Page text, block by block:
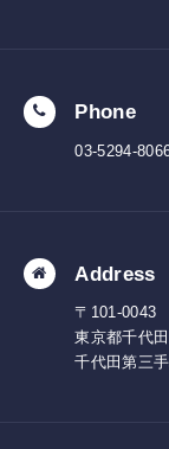
Phone
03-5294-
Address
〒101-0043
東京都千代
千代田第三